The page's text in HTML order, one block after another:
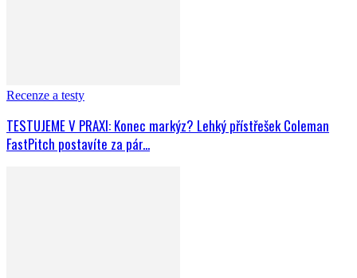
Recenze a testy
TESTUJEME V PRAXI: Konec markýz? Lehký přístřešek Coleman
FastPitch postavíte za pár...